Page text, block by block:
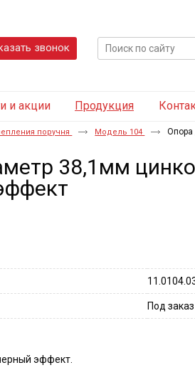
звонок
и акции Продукция
поручня Модель 104
Опора
38,1мм
Под заказ
эффект.